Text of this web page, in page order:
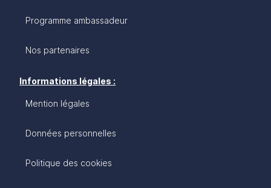
Programme ambassadeur
Nos partenaires
Informations légales :
Mention légales
Données personnelles
Politique des cookies